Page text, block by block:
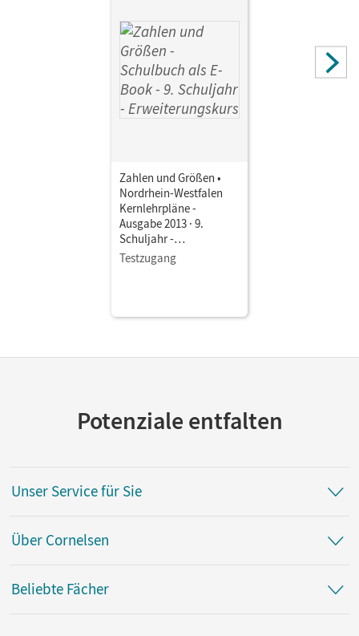
Verhoeven, Martina; Gabriel, Ilona; Wennekers, Udo;
Zahlen und Größen •
Nordrhein-Westfalen
Kernlehrpläne -
Ausgabe 2013 · 9.
Schuljahr -
Erweiterungskurs •
Schulbuch als E-Book
Testzugang
Potenziale entfalten
Unser Service für Sie
Über Cornelsen
Beliebte Fächer